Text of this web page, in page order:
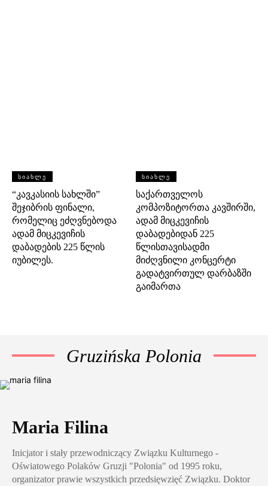
ᲡᲘᲐᲮᲚᲔ
“კავკასიის სახლში”
შეჯიბრის ფინალი,
რომელიც ეძღვნებოდა
ადამ მიცკევიჩის
დაბადების 225 წლის
იუბილეს.
ᲡᲘᲐᲮᲚᲔ
საქართველოს
კომპოზიტორთა კავშირში,
ადამ მიცკევიჩის
დაბადებიდან 225
წლისთავისადმი
მიძღვნილი კონცერტი
გადატვირთულ დარბაზში
გაიმართა
Gruzińska Polonia
Maria Filina
Inicjator i stały przewodniczący Związku Kulturnego -
Oświatowego Polaków Gruzji "Polonia" od 1995 roku,
organizator prawie wszystkich przedsięwzięć Związku. Doktor